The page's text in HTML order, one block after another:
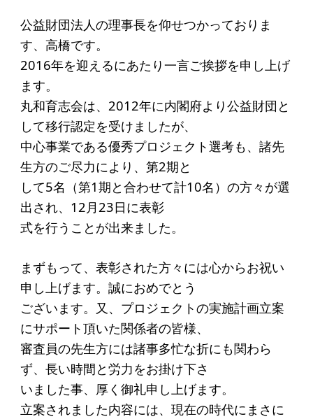
応援したいみなさんへ
財団概要
理念
沿革
組織
事業内容
年間スケジュール
個人情報保護方針
アクセス
給付型奨学金
事業方針
募集要項
公益財団法人の理事長を仰せつかっておりま
す、高橋です。
2016年を迎えるにあたり一言ご挨拶を申し上げ
ます。
丸和育志会は、2012年に内閣府より公益財団と
して移行認定を受けましたが、
中心事業である優秀プロジェクト選考も、諸先
生方のご尽力により、第2期と
して5名（第1期と合わせて計10名）の方々が選
出され、12月23日に表彰
式を行うことが出来ました。
まずもって、表彰された方々には心からお祝い
申し上げます。誠におめでとう
ございます。又、プロジェクトの実施計画立案
にサポート頂いた関係者の皆様、
審査員の先生方には諸事多忙な折にも関わら
ず、長い時間と労力をお掛け下さ
いました事、厚く御礼申し上げます。
立案されました内容には、現在の時代にまさに